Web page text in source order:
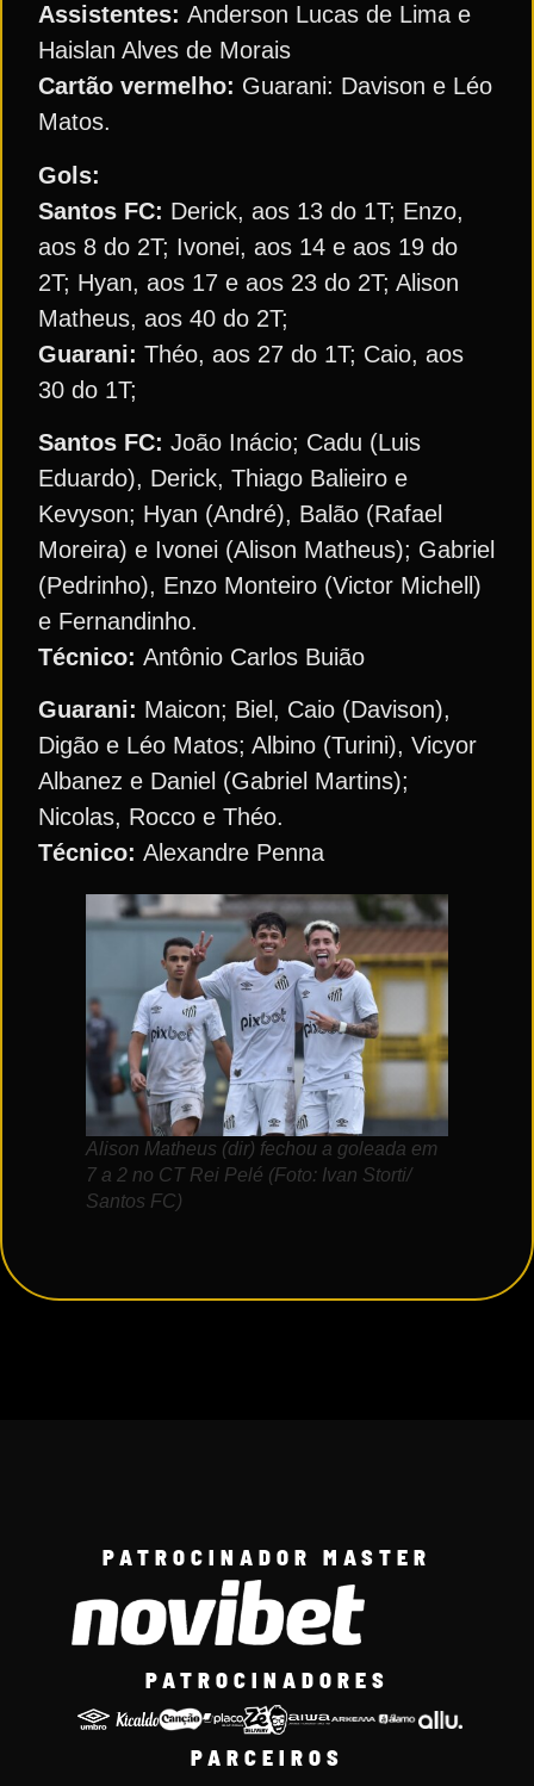
Assistentes: Anderson Lucas de Lima e
Haislan Alves de Morais
Cartão vermelho: Guarani: Davison e Léo
Matos.
Gols:
Santos FC: Derick, aos 13 do 1T; Enzo,
aos 8 do 2T; Ivonei, aos 14 e aos 19 do
2T; Hyan, aos 17 e aos 23 do 2T; Alison
Matheus, aos 40 do 2T;
Guarani: Théo, aos 27 do 1T; Caio, aos
30 do 1T;
Santos FC: João Inácio; Cadu (Luis
Eduardo), Derick, Thiago Balieiro e
Kevyson; Hyan (André), Balão (Rafael
Moreira) e Ivonei (Alison Matheus); Gabriel
(Pedrinho), Enzo Monteiro (Victor Michell)
e Fernandinho.
Técnico: Antônio Carlos Buião
Guarani: Maicon; Biel, Caio (Davison),
Digão e Léo Matos; Albino (Turini), Vicyor
Albanez e Daniel (Gabriel Martins);
Nicolas, Rocco e Théo.
Técnico: Alexandre Penna
Alison Matheus (dir) fechou a goleada em
7 a 2 no CT Rei Pelé (Foto: Ivan Storti/
Santos FC)
PATROCINADOR MASTER
PATROCINADORES
PARCEIROS